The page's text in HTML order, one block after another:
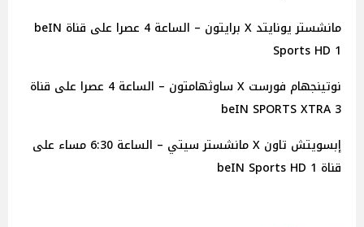
مانشستر يونايتد X برايتون – الساعة 4 عصرا على قناة beIN
Sports HD 1
نوتينجهام فورست X ساوثهامتون – الساعة 4 عصرا على قناة
beIN SPORTS XTRA 3
إبسويتش تاون X مانشستر سيتي – الساعة 6:30 مساء على
قناة beIN Sports HD 1